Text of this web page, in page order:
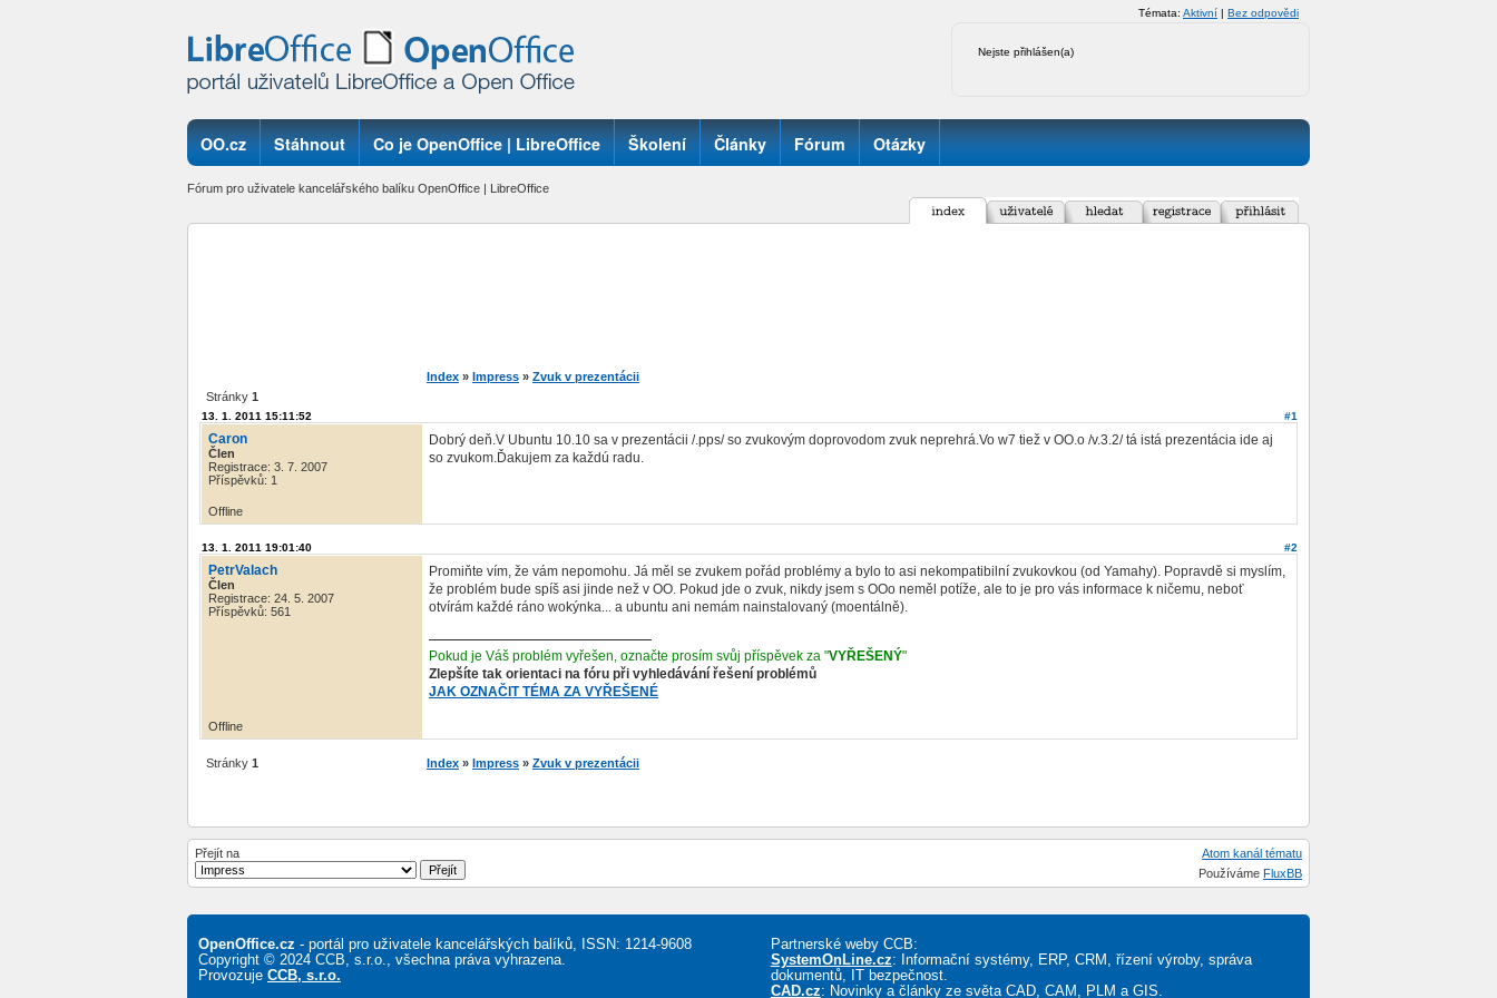
Nejste přihlášen(a)
Témata: Aktivní | Bez odpovědi
OO.cz Stáhnout Co je OpenOffice | LibreOffice Školení Články Fórum Otázky
Fórum pro uživatele kancelářského balíku OpenOffice | LibreOffice
Index » Impress » Zvuk v prezentácii
Stránky 1
#1
13. 1. 2011 15:11:52
Caron
Člen
Registrace: 3. 7. 2007
Příspěvků: 1
Dobrý deň.V Ubuntu 10.10 sa v prezentácii /.pps/ so zvukovým doprovodom zvuk neprehrá.Vo w7 tiež v OO.o /v.3.2/ tá istá prezentácia ide aj
so zvukom.Ďakujem za každú radu.
Offline
#2
13. 1. 2011 19:01:40
PetrValach
Člen
Registrace: 24. 5. 2007
Příspěvků: 561
Promiňte vím, že vám nepomohu. Já měl se zvukem pořád problémy a bylo to asi nekompatibilní zvukovkou (od Yamahy). Popravdě si myslím,
že problém bude spíš asi jinde než v OO. Pokud jde o zvuk, nikdy jsem s OOo neměl potíže, ale to je pro vás informace k ničemu, neboť
otvírám každé ráno wokýnka... a ubuntu ani nemám nainstalovaný (moentálně).
Pokud je Váš problém vyřešen, označte prosím svůj příspěvek za "VYŘEŠENÝ"
Zlepšíte tak orientaci na fóru při vyhledávání řešení problémů
JAK OZNAČIT TÉMA ZA VYŘEŠENÉ
Offline
Stránky 1 Index » Impress » Zvuk v prezentácii
Přejít na
Atom kanál tématu
Používáme FluxBB
OpenOffice.cz - portál pro uživatele kancelářských balíků, ISSN: 1214-9608
Copyright © 2024 CCB, s.r.o., všechna práva vyhrazena.
Provozuje CCB, s.r.o.
Partnerské weby CCB:
SystemOnLine.cz: Informační systémy, ERP, CRM, řízení výroby, správa
dokumentů, IT bezpečnost.
CAD.cz: Novinky a články ze světa CAD, CAM, PLM a GIS.